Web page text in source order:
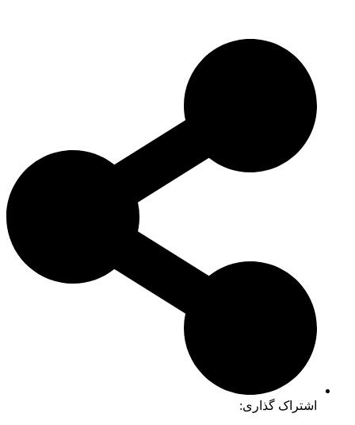
اشتراک گذاری: